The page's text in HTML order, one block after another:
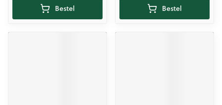
Bestel Bestel